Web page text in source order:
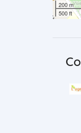
200 m
500 ft